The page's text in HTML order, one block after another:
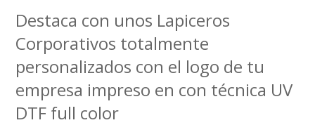
Destaca con unos Lapiceros
Corporativos totalmente
personalizados con el logo de tu
empresa impreso en con técnica UV
DTF full color